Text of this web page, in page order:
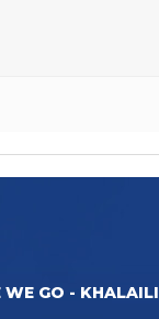
WE GO - KHALAILI